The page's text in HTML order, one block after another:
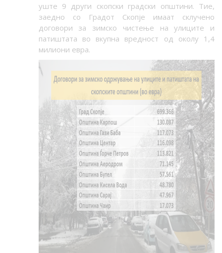
уште 9 други скопски градски општини. Тие,
заедно со Градот Скопје имаат склучено
договори за зимско чистење на улиците и
патиштата во вкупна вредност од околу 1,4
милиони евра.